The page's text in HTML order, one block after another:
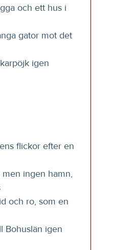
och ett hus i
gator mot det
igen
flickor efter en
ingen hamn,
och ro, som en
Bohuslän igen